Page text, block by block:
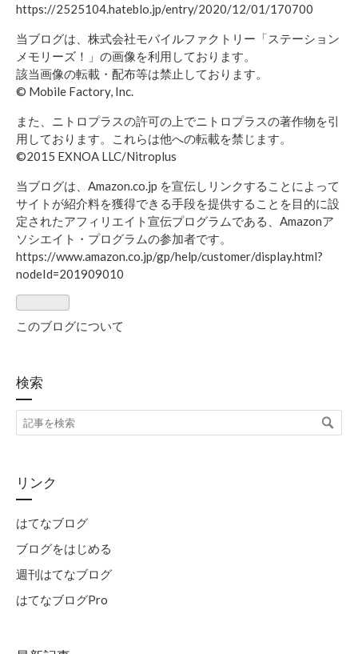
https://2525104.hateblo.jp/entry/2020/12/01/170700
当ブログは、株式会社モバイルファクトリー「ステーション
メモリーズ！」の画像を利用しております。
該当画像の転載・配布等は禁止しております。
© Mobile Factory, Inc.
また、ニトロプラスの許可の上でニトロプラスの著作物を引
用しております。これらは他への転載を禁じます。
©2015 EXNOA LLC/Nitroplus
当ブログは、Amazon.co.jp を宣伝しリンクすることによって
サイトが紹介料を獲得できる手段を提供することを目的に設
定されたアフィリエイト宣伝プログラムである、Amazonア
ソシエイト・プログラムの参加者です。
https://www.amazon.co.jp/gp/help/customer/display.html?
nodeId=201909010
このブログについて
検索
リンク
はてなブログ
ブログをはじめる
週刊はてなブログ
はてなブログPro